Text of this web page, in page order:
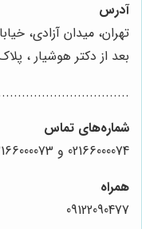
آدرس
تهران، میدان آزادی،
بعد از دکتر هوشیار ، پلاک 472 ، طبقه دوم ،
شماره‌های تماس
02166000074 و 02166000073
همراه
09122090477